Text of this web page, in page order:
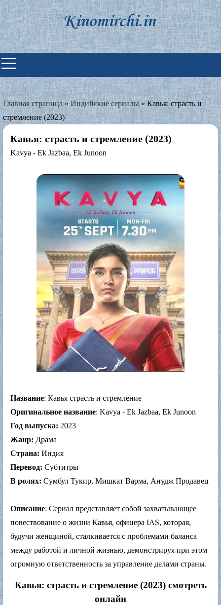
Skip
to
content
Индийские фильмы смотреть
онлайн
Главная страница»Индийские сериалы»Кавья: страсть и
стремление (2023)
Кавья: страсть и стремление (2023)
Kavya - Ek Jazbaa, Ek Junoon
Название: Кавья страсть и стремление
Оригинальное название: Kavya - Ek Jazbaa, Ek Junoon
Год выпуска: 2023
Жанр: Драма
Страна: Индия
Перевод: Субтитры
В ролях: Сумбул Тукир, Мишкат Варма, Анудж Продавец
Описание: Сериал представляет собой захватывающее
повествование о жизни Кавья, офицера IAS, которая,
будучи женщиной, сталкивается с проблемами баланса
между работой и личной жизнью, демонстрируя при этом
огромную ответственность за управление делами страны.
Кавья: страсть и стремление (2023) смотреть
онлайн